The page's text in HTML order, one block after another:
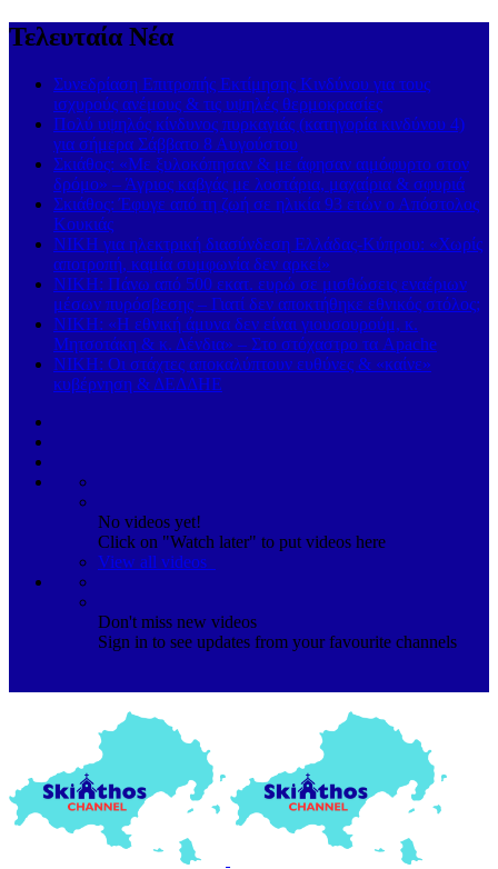
Τελευταία Νέα
Συνεδρίαση Επιτροπής Εκτίμησης Κινδύνου για τους
ισχυρούς ανέμους & τις υψηλές θερμοκρασίες
Πολύ υψηλός κίνδυνος πυρκαγιάς (κατηγορία κινδύνου 4)
για σήμερα Σάββατο 8 Αυγούστου
Σκιάθος: «Με ξυλοκόπησαν & με άφησαν αιμόφυρτο στον
δρόμο» – Άγριος καβγάς με λοστάρια, μαχαίρια & σφυριά
Σκιάθος: Έφυγε από τη ζωή σε ηλικία 93 ετών ο Απόστολος
Κουκιάς
ΝΙΚΗ για ηλεκτρική διασύνδεση Ελλάδας-Κύπρου: «Χωρίς
αποτροπή, καμία συμφωνία δεν αρκεί»
ΝΙΚΗ: Πάνω από 500 εκατ. ευρώ σε μισθώσεις εναέριων
μέσων πυρόσβεσης – Γιατί δεν αποκτήθηκε εθνικός στόλος;
ΝΙΚΗ: «Η εθνική άμυνα δεν είναι γιουσουρούμ, κ.
Μητσοτάκη & κ. Δένδια» – Στο στόχαστρο τα Apache
ΝΙΚΗ: Οι στάχτες αποκαλύπτουν ευθύνες & «καίνε»
κυβέρνηση & ΔΕΔΔΗΕ
No videos yet!
Click on "Watch later" to put videos here
View all videos
Don't miss new videos
Sign in to see updates from your favourite channels